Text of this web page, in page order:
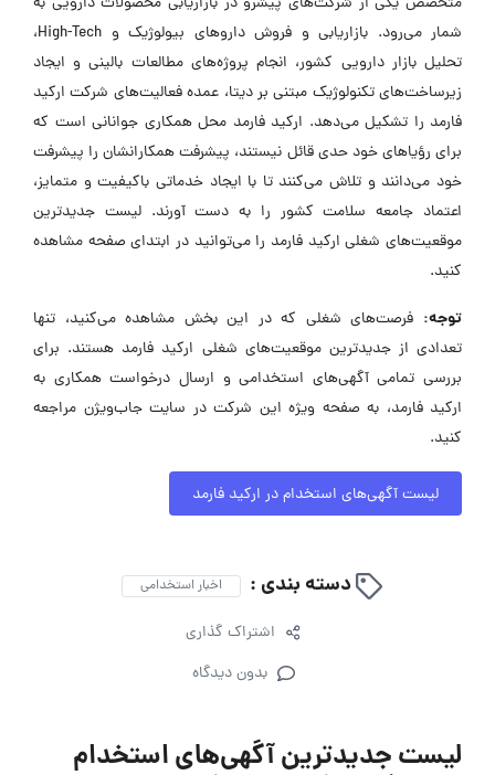
شمار می‌رود. بازاریابی و فروش داروهای بیولوژیک و High-Tech،
تحلیل بازار دارویی کشور، انجام پروژه‌های مطالعات بالینی و ایجاد
زیرساخت‌های تکنولوژیک مبتنی بر دیتا، عمده فعالیت‌های شرکت ارکید
فارمد را تشکیل می‌دهد. ارکید فارمد محل همکاری جوانانی است که
برای رؤیاهای خود حدی قائل نیستند، پیشرفت همکارانشان را پیشرفت
خود می‌دانند و تلاش می‌کنند تا با ایجاد خدماتی باکیفیت و متمایز،
اعتماد جامعه سلامت کشور را به دست آورند. لیست جدیدترین
موقعیت‌های شغلی ارکید فارمد را می‌توانید در ابتدای صفحه مشاهده
کنید.
توجه: فرصت‌های شغلی که در این بخش مشاهده می‌کنید، تنها
تعدادی از جدیدترین موقعیت‌های شغلی ارکید فارمد هستند. برای
بررسی تمامی آگهی‌های استخدامی و ارسال درخواست همکاری به
ارکید فارمد، به صفحه ویژه این شرکت در سایت جاب‌ویژن مراجعه
کنید.
لیست آگهی‌های استخدام در ارکید فارمد
دسته بندی : اخبار استخدامی
اشتراک گذاری
بدون دیدگاه
لیست جدیدترین آگهی‌های استخدام